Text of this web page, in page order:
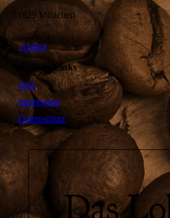
81829 München
>Anfahrt
Nützliche Links
Jobs
Impressum
Datenschutz